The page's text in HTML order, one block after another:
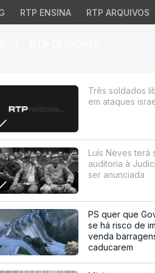
RTP ENSINA RTP ARQUIVOS
israelitas
Três soldados
em ataques
Luís Neves terá
auditoria à
ser anunciada
PS quer que
se há risco de
venda
caducarem